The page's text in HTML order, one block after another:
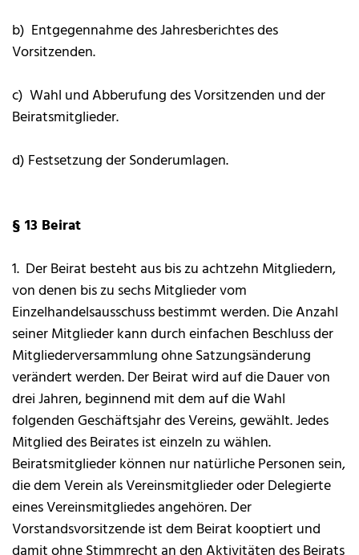
b) Entgegennahme des Jahresberichtes des
Vorsitzenden.
c) Wahl und Abberufung des Vorsitzenden und der
Beiratsmitglieder.
d) Festsetzung der Sonderumlagen.
§ 13 Beirat
1. Der Beirat besteht aus bis zu achtzehn Mitgliedern,
von denen bis zu sechs Mitglieder vom
Einzelhandelsausschuss bestimmt werden. Die Anzahl
seiner Mitglieder kann durch einfachen Beschluss der
Mitgliederversammlung ohne Satzungsänderung
verändert werden. Der Beirat wird auf die Dauer von
drei Jahren, beginnend mit dem auf die Wahl
folgenden Geschäftsjahr des Vereins, gewählt. Jedes
Mitglied des Beirates ist einzeln zu wählen.
Beiratsmitglieder können nur natürliche Personen sein,
die dem Verein als Vereinsmitglieder oder Delegierte
eines Vereinsmitgliedes angehören. Der
Vorstandsvorsitzende ist dem Beirat kooptiert und